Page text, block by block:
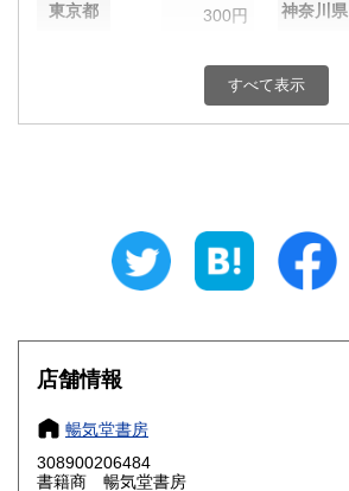
東京都 300円 神奈川県
300円 富山県
300円 三重県
大阪府
奈良県
鳥取県
すべて表示
店舗情報
暢気堂書房
308900206484
書籍商 暢気堂書房